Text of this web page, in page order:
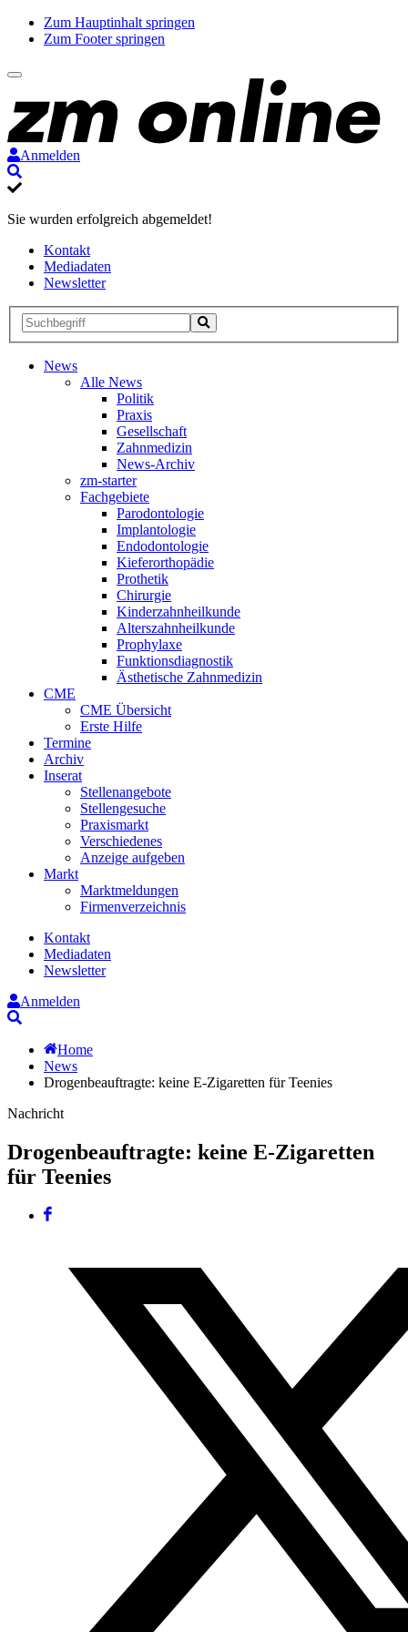
Zum Hauptinhalt springen
Zum Footer springen
Anmelden
Sie wurden erfolgreich abgemeldet!
Kontakt
Mediadaten
Newsletter
Suche
Suche
starten
News
Alle News
Politik
Praxis
Gesellschaft
Zahnmedizin
News-Archiv
zm-starter
Fachgebiete
Parodontologie
Implantologie
Endodontologie
Kieferorthopädie
Prothetik
Chirurgie
Kinderzahnheilkunde
Alterszahnheilkunde
Prophylaxe
Funktionsdiagnostik
Ästhetische Zahnmedizin
CME
CME Übersicht
Erste Hilfe
Termine
Archiv
Inserat
Stellenangebote
Stellengesuche
Praxismarkt
Verschiedenes
Anzeige aufgeben
Markt
Marktmeldungen
Firmenverzeichnis
Kontakt
Mediadaten
Newsletter
Anmelden
Home
News
Drogenbeauftragte: keine E-Zigaretten für Teenies
Nachricht
Drogenbeauftragte: keine E-Zigaretten
für Teenies